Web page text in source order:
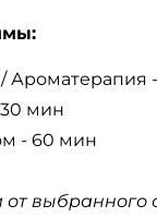
Ароматерапия
мин
- 60 мин
от выбранного